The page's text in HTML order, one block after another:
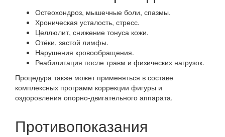
Остеохондроз, мышечные боли, спазмы.
Хроническая усталость, стресс.
Целлюлит, снижение тонуса кожи.
Отёки, застой лимфы.
Нарушения кровообращения.
Реабилитация после травм и физических нагрузок.
Процедура также может применяться в составе
комплексных программ коррекции фигуры и
оздоровления опорно-двигательного аппарата.
Противопоказания